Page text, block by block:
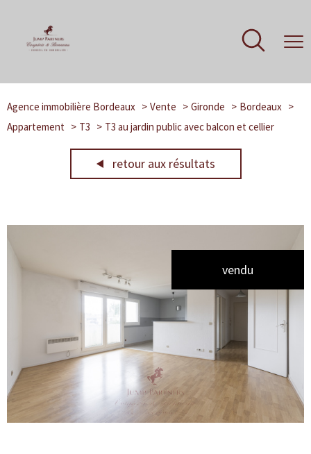
Agence immobilière Bordeaux Vente Gironde
Bordeaux
Appartement
T3 T3 au jardin public avec balcon et cellier
retour aux résultats
vendu